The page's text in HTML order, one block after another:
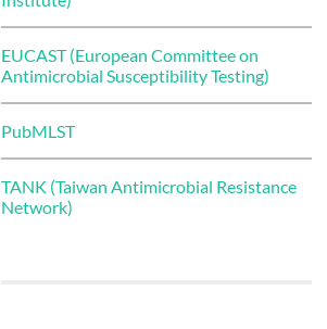
EUCAST (European Committee on
Antimicrobial Susceptibility Testing)
PubMLST
TANK (Taiwan Antimicrobial Resistance
Network)